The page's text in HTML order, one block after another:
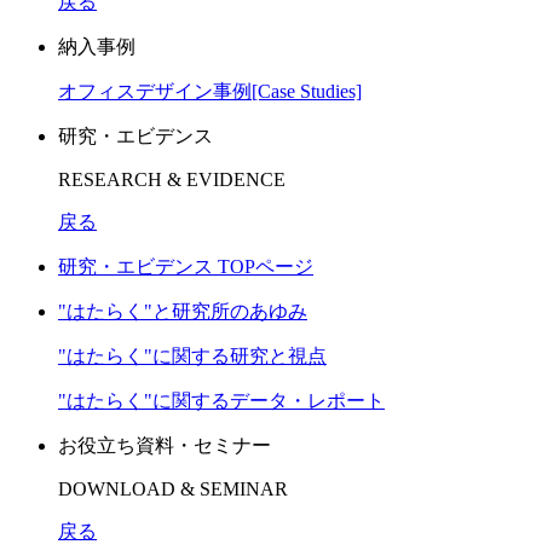
納入事例
オフィスデザイン事例[Case Studies]
研究・エビデンス
RESEARCH & EVIDENCE
戻る
研究・エビデンス TOPページ
"はたらく"と研究所のあゆみ
"はたらく"に関する研究と視点
"はたらく"に関するデータ・レポート
お役立ち資料・セミナー
DOWNLOAD & SEMINAR
戻る